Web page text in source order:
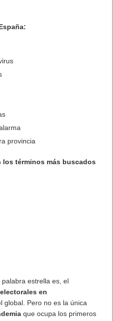
provincia
términos más buscados
estrella es, el
en
global. Pero no es la única
que ocupa los primeros